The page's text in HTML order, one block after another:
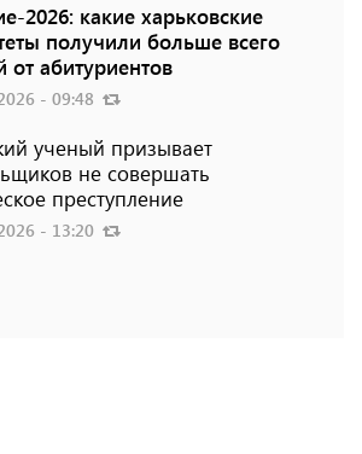
2026: какие харьковские
получили больше всего
от абитуриентов
- 09:48
ученый призывает
не совершать
преступление
- 13:20